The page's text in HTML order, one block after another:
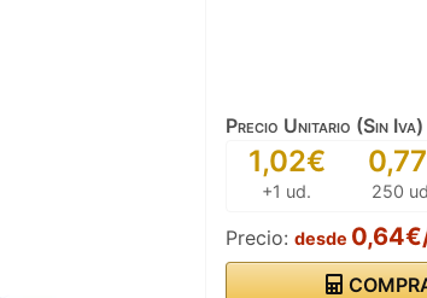
Precio Unitario (Sin Iva)
1,02€
+1 ud. 250
Precio: desde